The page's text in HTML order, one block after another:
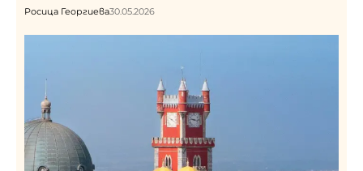
Росица Георгиева30.05.2026